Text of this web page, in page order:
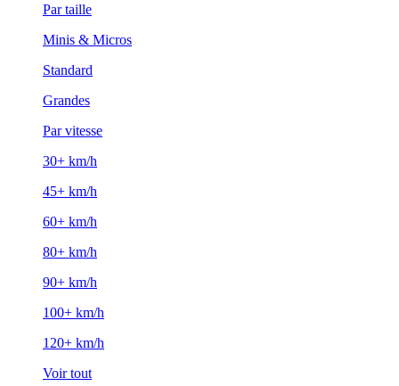
Par taille
Minis & Micros
Standard
Grandes
Par vitesse
30+ km/h
45+ km/h
60+ km/h
80+ km/h
90+ km/h
100+ km/h
120+ km/h
Voir tout